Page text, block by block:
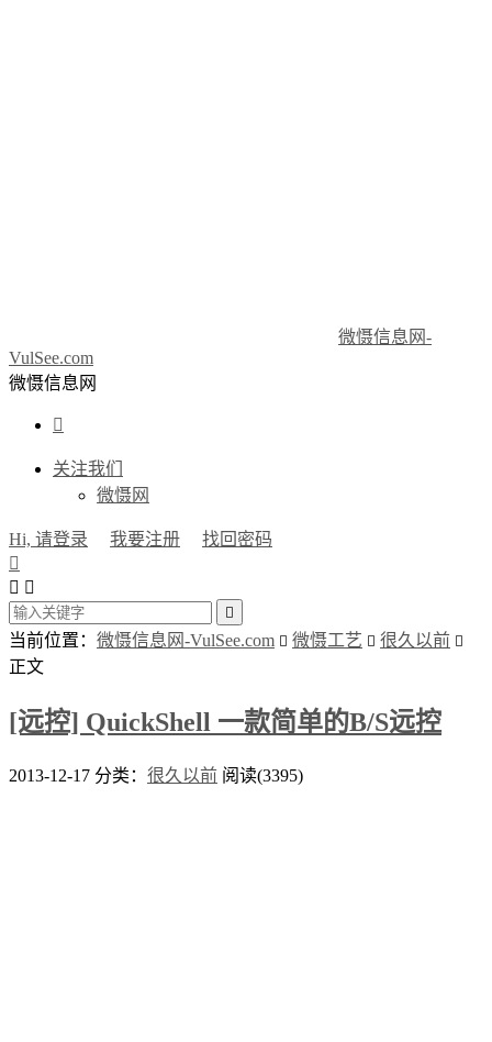
微慑信息网-
VulSee.com
微慑信息网

关注我们
微慑网
Hi, 请登录 我要注册
找回密码

 

当前位置： 微慑信息网-VulSee.com  微慑工艺  很久以前 
正文
[远控] QuickShell 一款简单的B/S远控
2013-12-17 分类： 很久以前 阅读(3395)